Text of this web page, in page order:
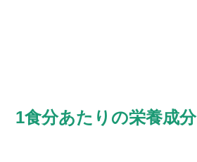
1食分あたりの栄養成分